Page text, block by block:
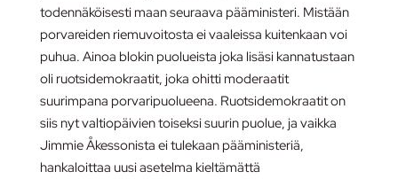
todennäköisesti maan seuraava pääministeri. Mistään
porvareiden riemuvoitosta ei vaaleissa kuitenkaan voi
puhua. Ainoa blokin puolueista joka lisäsi kannatustaan
oli ruotsidemokraatit, joka ohitti moderaatit
suurimpana porvaripuolueena. Ruotsidemokraatit on
siis nyt valtiopäivien toiseksi suurin puolue, ja vaikka
Jimmie Åkessonista ei tulekaan pääministeriä,
hankaloittaa uusi asetelma kieltämättä